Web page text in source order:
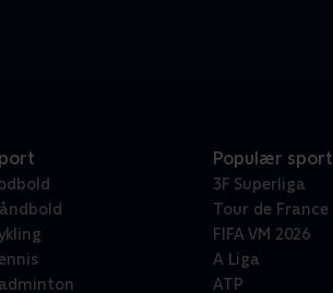
Populær sport
3F Superliga
Tour de France
FIFA VM 2026
A Liga
ATP